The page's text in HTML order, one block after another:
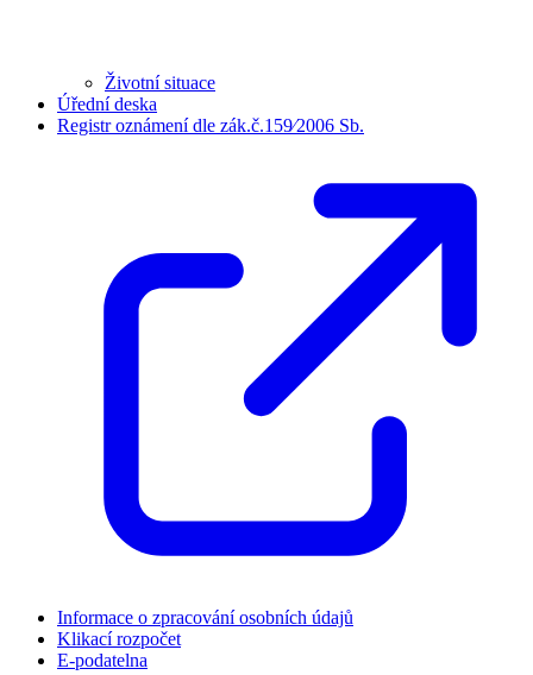
Životní situace
Úřední deska
Registr oznámení dle zák.č.159⁄2006 Sb.
Informace o zpracování osobních údajů
Klikací rozpočet
E-podatelna